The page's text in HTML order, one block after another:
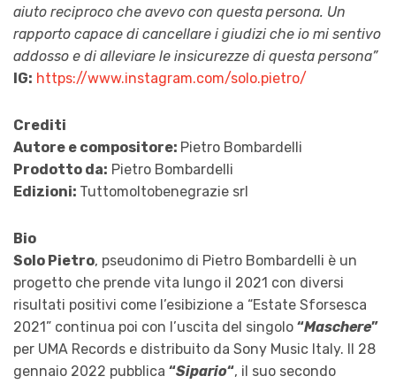
aiuto reciproco che avevo con questa persona. Un
rapporto capace di cancellare i giudizi che io mi sentivo
addosso e di alleviare le insicurezze di questa persona”
IG: https://www.instagram.com/solo.pietro/
Crediti
Autore e compositore: Pietro Bombardelli
Prodotto da: Pietro Bombardelli
Edizioni: Tuttomoltobenegrazie srl
Bio
Solo Pietro, pseudonimo di Pietro Bombardelli è un
progetto che prende vita lungo il 2021 con diversi
risultati positivi come l’esibizione a “Estate Sforsesca
2021” continua poi con l’uscita del singolo “Maschere”
per UMA Records e distribuito da Sony Music Italy. Il 28
gennaio 2022 pubblica “Sipario“, il suo secondo